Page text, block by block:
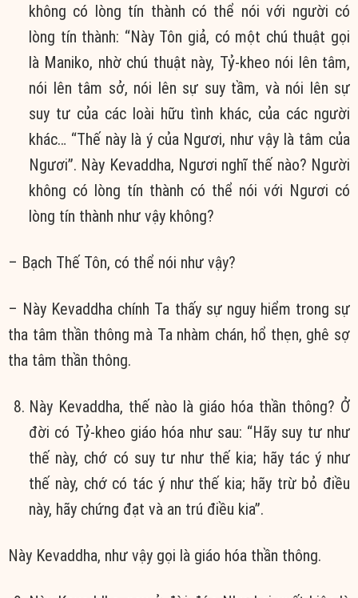
không có lòng tín thành có thể nói với người có
lòng tín thành: “Này Tôn giả, có một chú thuật gọi
là Maniko, nhờ chú thuật này, Tỷ-kheo nói lên tâm,
nói lên tâm sở, nói lên sự suy tầm, và nói lên sự
suy tư của các loài hữu tình khác, của các người
khác… “Thế này là ý của Ngươi, như vậy là tâm của
Ngươi”. Này Kevaddha, Ngươi nghĩ thế nào? Người
không có lòng tín thành có thể nói với Ngươi có
lòng tín thành như vậy không?
– Bạch Thế Tôn, có thể nói như vậy?
– Này Kevaddha chính Ta thấy sự nguy hiểm trong sự
tha tâm thần thông mà Ta nhàm chán, hổ thẹn, ghê sợ
tha tâm thần thông.
Này Kevaddha, thế nào là giáo hóa thần thông? Ở
đời có Tỷ-kheo giáo hóa như sau: “Hãy suy tư như
thế này, chớ có suy tư như thế kia; hãy tác ý như
thế này, chớ có tác ý như thế kia; hãy trừ bỏ điều
này, hãy chứng đạt và an trú điều kia”.
Này Kevaddha, như vậy gọi là giáo hóa thần thông.